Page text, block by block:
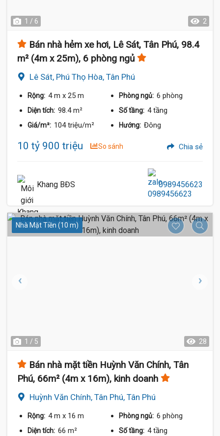
1 / 6 2
Bán nhà hẻm xe hơi, Lê Sát, Tân Phú, 98.4
m² (4m x 25m), 6 phòng ngủ
Lê Sát, Phú Thọ Hòa, Tân Phú
Rộng: 4 m x 25 m Phòng ngủ: 6 phòng
Diện tích: 98.4 m² Số tầng: 4 tầng
Giá/m²: 104 triệu/m² Hướng: Đông
10 tỷ 900 triệu So sánh Chia sẻ
Khang BĐS 0989456623
Nhà Mặt Tiền (10 m)
1 / 5 28
Bán nhà mặt tiền Huỳnh Văn Chính, Tân
Phú, 66m² (4m x 16m), kinh doanh
Huỳnh Văn Chính, Tân Phú, Tân Phú
Rộng: 4 m x 16 m Phòng ngủ: 6 phòng
Diện tích: 66 m² Số tầng: 4 tầng